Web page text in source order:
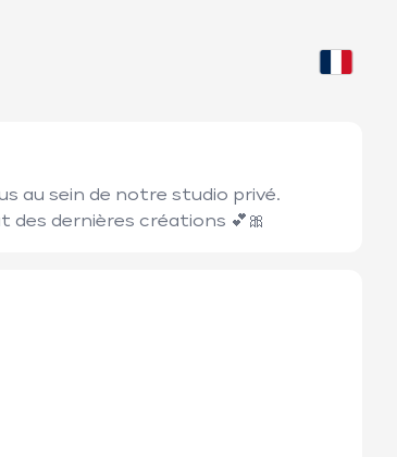
au sein de notre studio privé.
des dernières créations 💕🎀